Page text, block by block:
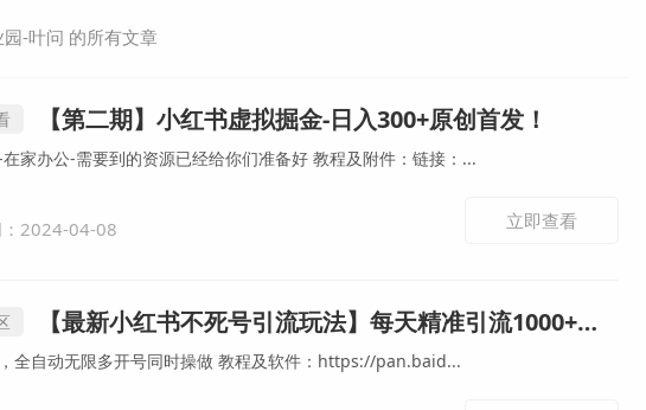
-叶问 的所有文章
【第二期】小红书虚拟掘金-日入300+原创首发！
操作简单-在家办公-需要到的资源已经给你们准备好 教程及附件：链接：...
2024-04-08 立即查看
【最新小红书不死号引流玩法】每天精准引流1000+，自动跟踪克隆热门笔记
轻松过审，全自动无限多开号同时操做 教程及软件：https://pan.baid...